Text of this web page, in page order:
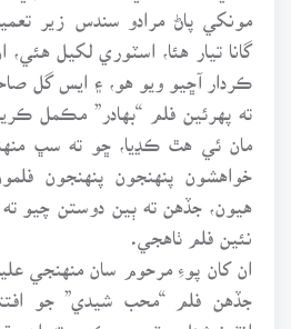
مونکي پاڻ مرادو سندس زير
گانا تيار هئا، اسٽوري لکيل
ڪردار آڇيو ويو هو، ۽ ايس گل
ته پهرئين فلم “بهادر” مڪمل
مان ئي هٿ ڪڍيا، ڇو ته سڀ
خواهشون پنهنجون پنهنجون
هيون، جڏهن ته ٻين دوستن چيو
نئين فلم ٺاهجي.
ان کان پوءِ مرحوم سان منهنجي
جڏهن فلم “محب شيدي” جو
انٽرنيشنل سٽي ۾ ڪيم ته ان